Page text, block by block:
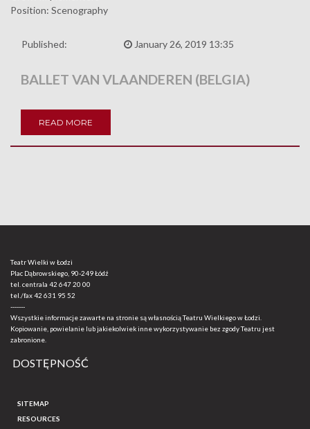
Position: Scenography
Published: January 26, 2019 13:35
BALLET VAN VLAANDEREN (BELGIA)
READ MORE
Teatr Wielki w Łodzi
Plac Dąbrowskiego, 90-249 Łódź
tel. centrala 42 647 20 00
tel./fax42 631 95 52
-------
Wszystkie informacje zawarte na stronie są własnością Teatru Wielkiego w Łodzi.
Kopiowanie, powielanie lub jakiekolwiek inne wykorzystywanie bez zgody Teatru jest
zabronione.
DOSTĘPNOŚĆ
SITEMAP
RESOURCES